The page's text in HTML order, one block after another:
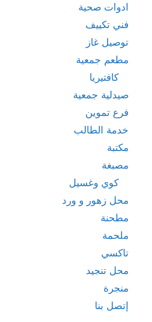
ادوات صحية
فني تكييف
توصيل غاز
مطعم جمعية
كافتيريا
صيدلية جمعية
فرع تموين
خدمة الطالب
مكتبة
مصبغة
كوي وغسيل
محل زهور و ورد
مطحنة
ملحمة
تاكسي
محل تنجيد
منجرة
إتصل بنا